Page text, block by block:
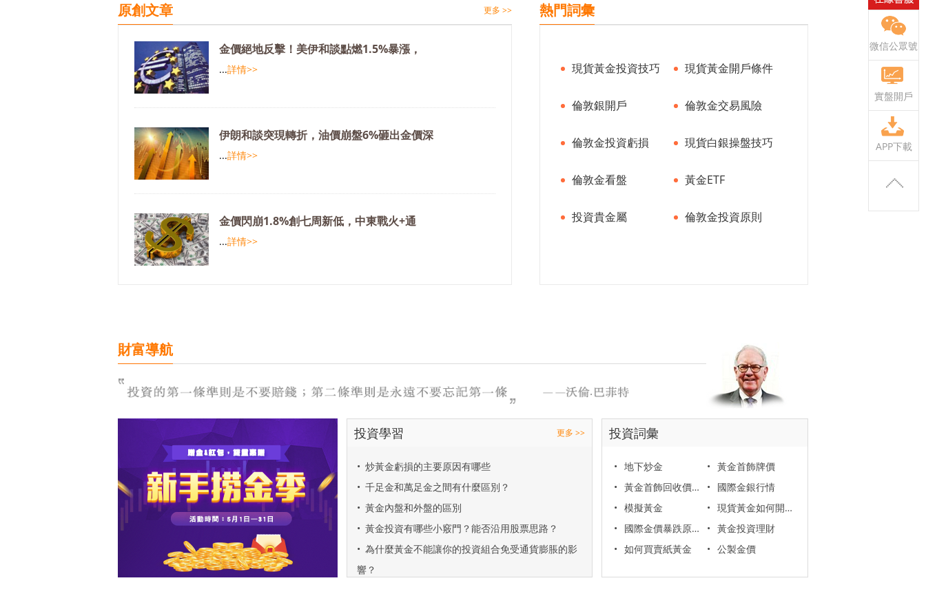
微信公眾號
實盤開戶
APP下載
原創文章 更多 >>
金價絕地反擊！美伊和談點燃1.5%暴漲，
...詳情>>
伊朗和談突現轉折，油價崩盤6%砸出金價深
...詳情>>
金價閃崩1.8%創七周新低，中東戰火+通
...詳情>>
熱門詞彙
現貨黃金投資技巧 現貨黃金開戶條件
倫敦銀開戶 倫敦金交易風險
倫敦金投資虧損 現貨白銀操盤技巧
倫敦金看盤 黃金ETF
投資貴金屬 倫敦金投資原則
財富導航
投資學習 更多 >>
• 炒黃金虧損的主要原因有哪些
• 千足金和萬足金之間有什麼區別？
• 黃金內盤和外盤的區別
• 黃金投資有哪些小竅門？能否沿用股票思路？
• 為什麼黃金不能讓你的投資組合免受通貨膨脹的影
響？
投資詞彙
• 地下炒金 • 黃金首飾牌價
•
黃金首飾回收價格 •
國際金銀行情
• 模擬黃金 •
現貨黃金如何開戶
•
國際金價暴跌原因 • 黃金投資理財
• 如何買賣紙黃金 • 公製金價